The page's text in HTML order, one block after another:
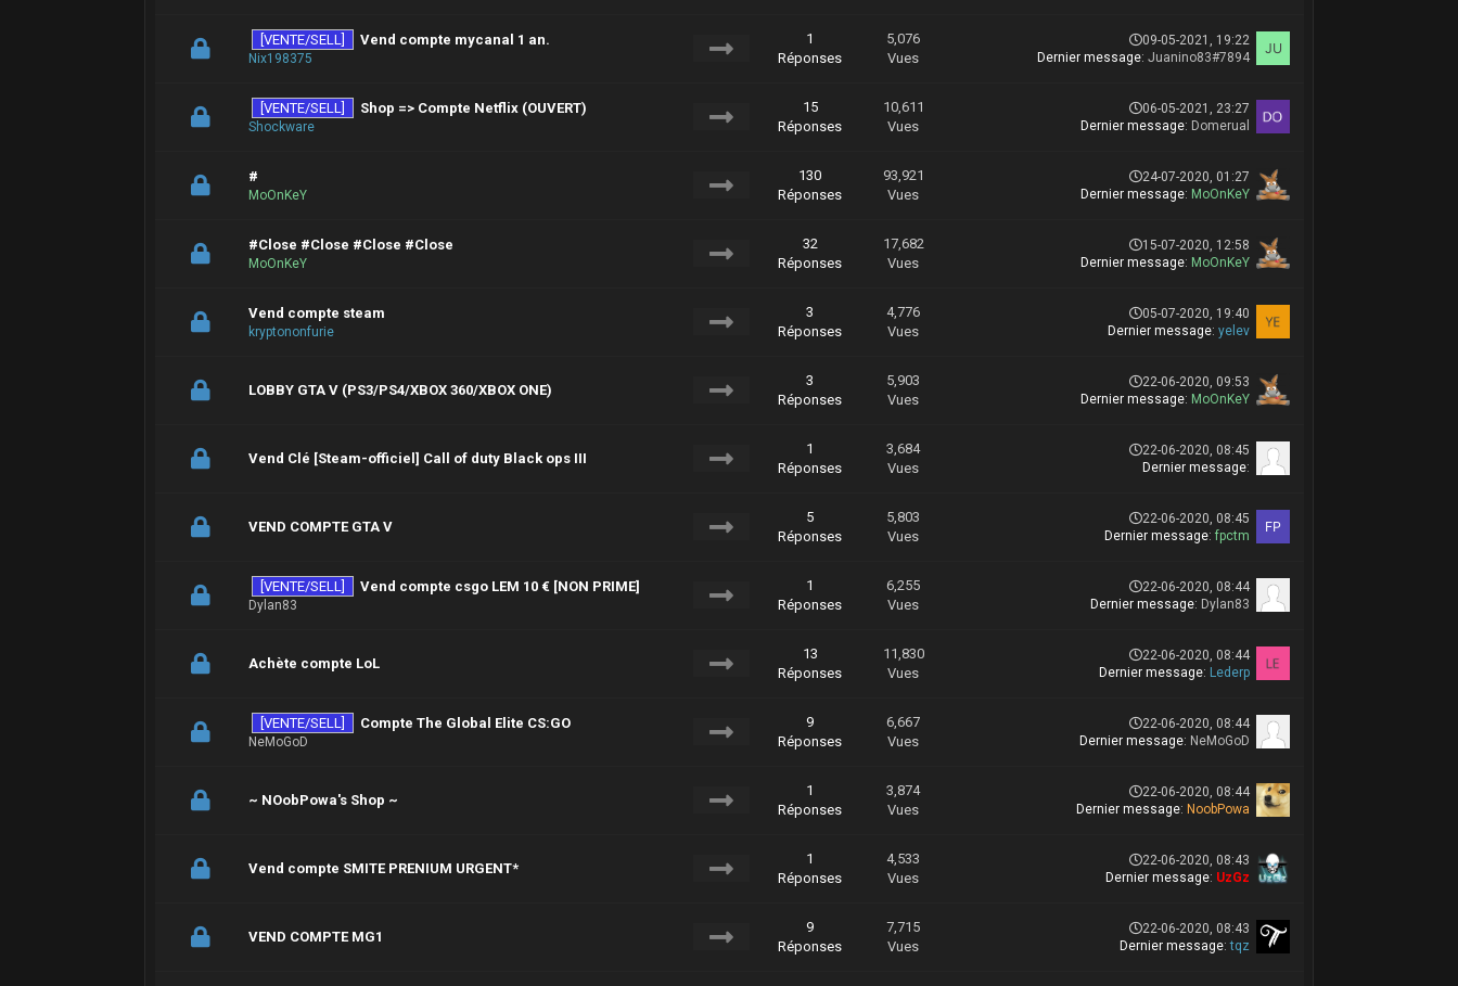
[VENTE/SELL] Vend compte mycanal 1 an.
Nix198375
1
Réponses
5,076
Vues
09-05-2021, 19:22
Dernier message: Juanino83#7894
[VENTE/SELL] Shop => Compte Netflix (OUVERT)
Shockware
15
Réponses
10,611
Vues
06-05-2021, 23:27
Dernier message: Domerual
#
MoOnKeY
130
Réponses
93,921
Vues
24-07-2020, 01:27
Dernier message: MoOnKeY
#Close #Close #Close #Close
MoOnKeY
32
Réponses
17,682
Vues
15-07-2020, 12:58
Dernier message: MoOnKeY
Vend compte steam
kryptononfurie
3
Réponses
4,776
Vues
05-07-2020, 19:40
Dernier message: yelev
LOBBY GTA V (PS3/PS4/XBOX 360/XBOX ONE)
3
Réponses
5,903
Vues
22-06-2020, 09:53
Dernier message: MoOnKeY
Vend Clé [Steam-officiel] Call of duty Black ops III
1
Réponses
3,684
Vues
22-06-2020, 08:45
Dernier message:
VEND COMPTE GTA V
5
Réponses
5,803
Vues
22-06-2020, 08:45
Dernier message: fpctm
[VENTE/SELL] Vend compte csgo LEM 10 € [NON PRIME]
Dylan83
1
Réponses
6,255
Vues
22-06-2020, 08:44
Dernier message: Dylan83
Achète compte LoL
13
Réponses
11,830
Vues
22-06-2020, 08:44
Dernier message: Lederp
[VENTE/SELL] Compte The Global Elite CS:GO
NeMoGoD
9
Réponses
6,667
Vues
22-06-2020, 08:44
Dernier message: NeMoGoD
~ NOobPowa's Shop ~
1
Réponses
3,874
Vues
22-06-2020, 08:44
Dernier message: NoobPowa
Vend compte SMITE PRENIUM URGENT*
1
Réponses
4,533
Vues
22-06-2020, 08:43
Dernier message: UzGz
VEND COMPTE MG1
9
Réponses
7,715
Vues
22-06-2020, 08:43
Dernier message:tqz